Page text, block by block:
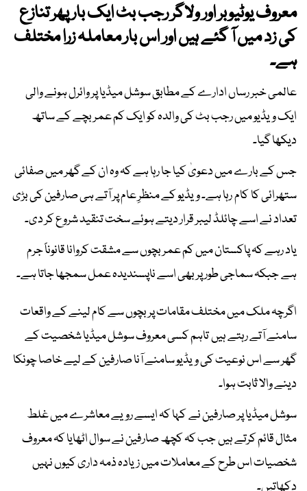
معروف یوٹیوبر اور ولاگر رجب بٹ ایک بار پھر تنازع
کی زد میں آ گئے ہیں اور اس بار معاملہ زرا مختلف
ہے۔
عالمی خبر رساں ادارے کے مطابق سوشل میڈیا پر وائرل ہونے والی
ایک ویڈیو میں رجب بٹ کی والدہ کو ایک کم عمر بچے کے ساتھ
دیکھا گیا۔
جس کے بارے میں دعویٰ کیا جا رہا ہے کہ وہ ان کے گھر میں صفائی
ستھرائی کا کام رہا ہے۔ ویڈیو کے منظرِ عام پر آتے ہی صارفین کی بڑی
تعداد نے اسے چائلڈ لیبر قرار دیتے ہوئے سخت تنقید شروع کر دی۔
یاد رہے کہ پاکستان میں کم عمر بچوں سے مشقت کروانا قانوناً جرم
ہے جبکہ سماجی طور پر بھی اسے ناپسندیدہ عمل سمجھا جاتا ہے۔
اگرچہ ملک میں مختلف مقامات پر بچوں سے کام لینے کے واقعات
سامنے آتے رہتے ہیں تاہم کسی معروف سوشل میڈیا شخصیت کے
گھر سے اس نوعیت کی ویڈیو سامنے آنا صارفین کے لیے خاصا چونکا
دینے والا ثابت ہوا۔
سوشل میڈیا پر صارفین نے کہا کہ ایسے رویے معاشرے میں غلط
مثال قائم کرتے ہیں جب کہ کچھ صارفین نے سوال اٹھایا کہ معروف
شخصیات اس طرح کے معاملات میں زیادہ ذمہ داری کیوں نہیں
دکھاتیں۔